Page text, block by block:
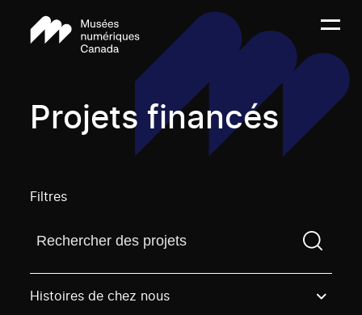
Projets financés
Filtres
Trouvez un projetVous devez saisir un terme de
Histoires de chez nous